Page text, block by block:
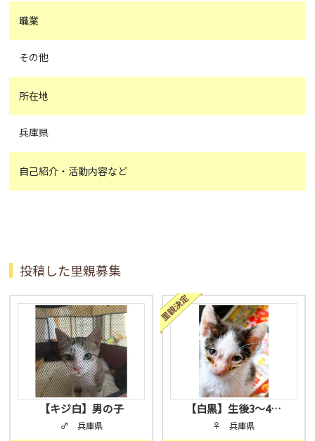
職業
その他
所在地
兵庫県
自己紹介・活動内容など
投稿した里親募集
【キジ白】男の子
♂ 兵庫県
【白黒】生後3〜4…
♀ 兵庫県